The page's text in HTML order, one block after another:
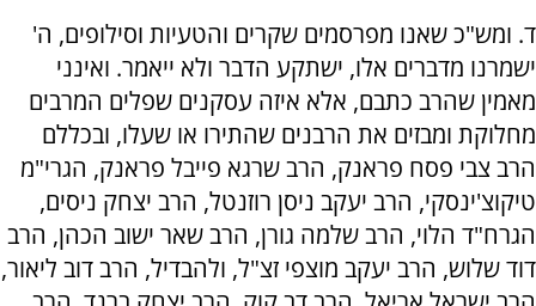
ד. ומש"כ שאנו מפרסמים שקרים והטעיות וסילופים, ה'
ישמרנו מדברים אלו, ישתקע הדבר ולא ייאמר. ואינני
מאמין שהרב כתבם, אלא איזה עסקנים שפלים המרבים
מחלוקת ומבזים את הרבנים שהתירו או שעלו, ובכללם
הרב צבי פסח פראנק, הרב שרגא פייבל פראנק, הגרי"מ
טיקוצ'ינסקי, הרב יעקב ניסן רוזנטל, הרב יצחק ניסים,
הגרח"ד הלוי, הרב שלמה גורן, הרב שאר ישוב הכהן, הרב
דוד שלוש, הרב יעקב מוצפי זצ"ל, ולהבדיל, הרב דוב ליאור,